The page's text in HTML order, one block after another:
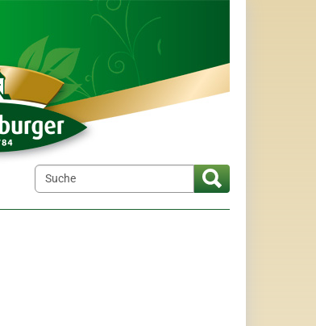
über uns"